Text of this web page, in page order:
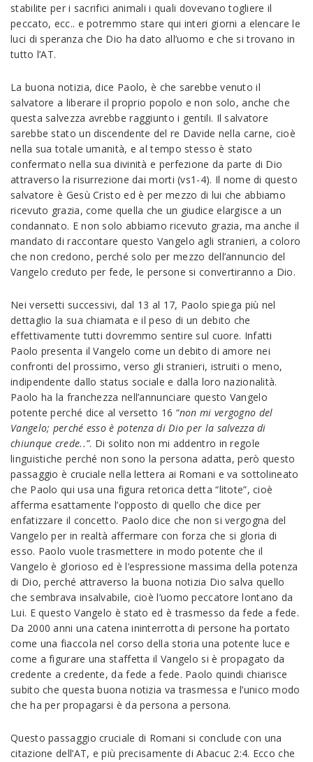
stabilite per i sacrifici animali i quali dovevano togliere il
peccato, ecc.. e potremmo stare qui interi giorni a elencare le
luci di speranza che Dio ha dato all’uomo e che si trovano in
tutto l’AT.
La buona notizia, dice Paolo, è che sarebbe venuto il
salvatore a liberare il proprio popolo e non solo, anche che
questa salvezza avrebbe raggiunto i gentili. Il salvatore
sarebbe stato un discendente del re Davide nella carne, cioè
nella sua totale umanità, e al tempo stesso è stato
confermato nella sua divinità e perfezione da parte di Dio
attraverso la risurrezione dai morti (vs1-4). Il nome di questo
salvatore è Gesù Cristo ed è per mezzo di lui che abbiamo
ricevuto grazia, come quella che un giudice elargisce a un
condannato. E non solo abbiamo ricevuto grazia, ma anche il
mandato di raccontare questo Vangelo agli stranieri, a coloro
che non credono, perché solo per mezzo dell’annuncio del
Vangelo creduto per fede, le persone si convertiranno a Dio.
Nei versetti successivi, dal 13 al 17, Paolo spiega più nel
dettaglio la sua chiamata e il peso di un debito che
effettivamente tutti dovremmo sentire sul cuore. Infatti
Paolo presenta il Vangelo come un debito di amore nei
confronti del prossimo, verso gli stranieri, istruiti o meno,
indipendente dallo status sociale e dalla loro nazionalità.
Paolo ha la franchezza nell’annunciare questo Vangelo
potente perché dice al versetto 16 “non mi vergogno del
Vangelo; perché esso è potenza di Dio per la salvezza di
chiunque crede..”. Di solito non mi addentro in regole
linguistiche perché non sono la persona adatta, però questo
passaggio è cruciale nella lettera ai Romani e va sottolineato
che Paolo qui usa una figura retorica detta “litote”, cioè
afferma esattamente l’opposto di quello che dice per
enfatizzare il concetto. Paolo dice che non si vergogna del
Vangelo per in realtà affermare con forza che si gloria di
esso. Paolo vuole trasmettere in modo potente che il
Vangelo è glorioso ed è l’espressione massima della potenza
di Dio, perché attraverso la buona notizia Dio salva quello
che sembrava insalvabile, cioè l’uomo peccatore lontano da
Lui. E questo Vangelo è stato ed è trasmesso da fede a fede.
Da 2000 anni una catena ininterrotta di persone ha portato
come una fiaccola nel corso della storia una potente luce e
come a figurare una staffetta il Vangelo si è propagato da
credente a credente, da fede a fede. Paolo quindi chiarisce
subito che questa buona notizia va trasmessa e l’unico modo
che ha per propagarsi è da persona a persona.
Questo passaggio cruciale di Romani si conclude con una
citazione dell’AT, e più precisamente di Abacuc 2:4. Ecco che